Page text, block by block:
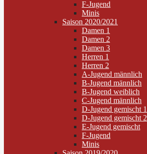
F-Jugend
Minis
Saison 2020/2021
Damen 1
Damen 2
Damen 3
Herren 1
Herren 2
A-Jugend männlich
B-Jugend männlich
B-Jugend weiblich
C-Jugend männlich
D-Jugend gemischt 1
D-Jugend gemischt 2
E-Jugend gemischt
F-Jugend
Minis